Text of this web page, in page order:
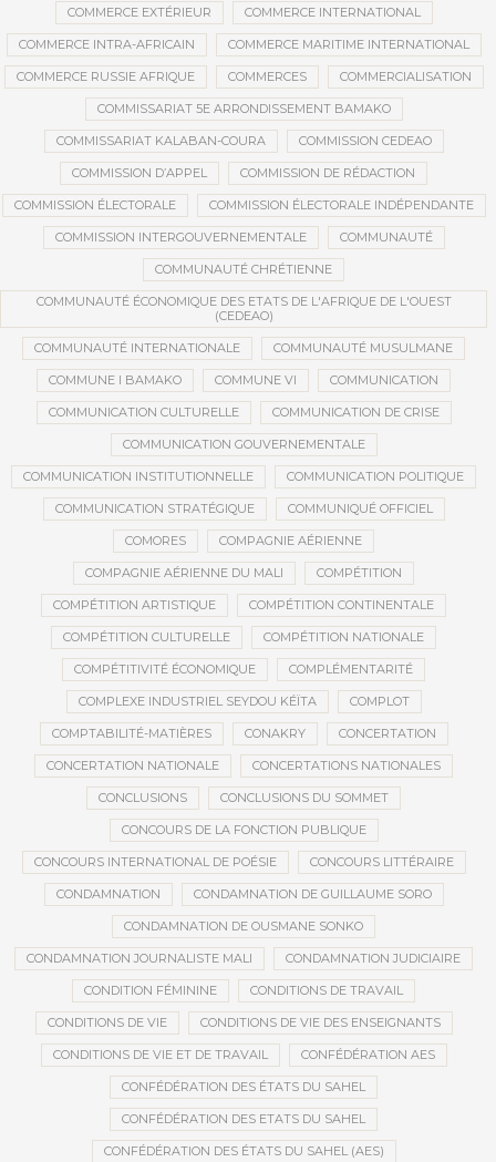
COMMERCE EXTÉRIEUR COMMERCE INTERNATIONAL
COMMERCE INTRA-AFRICAIN COMMERCE MARITIME INTERNATIONAL
COMMERCE RUSSIE AFRIQUE COMMERCES COMMERCIALISATION
COMMISSARIAT 5E ARRONDISSEMENT BAMAKO
COMMISSARIAT KALABAN-COURA COMMISSION CEDEAO
COMMISSION D’APPEL COMMISSION DE RÉDACTION
COMMISSION ÉLECTORALE COMMISSION ÉLECTORALE INDÉPENDANTE
COMMISSION INTERGOUVERNEMENTALE COMMUNAUTÉ
COMMUNAUTÉ CHRÉTIENNE
COMMUNAUTÉ ÉCONOMIQUE DES ETATS DE L'AFRIQUE DE L'OUEST
(CEDEAO)
COMMUNAUTÉ INTERNATIONALE COMMUNAUTÉ MUSULMANE
COMMUNE I BAMAKO COMMUNE VI COMMUNICATION
COMMUNICATION CULTURELLE COMMUNICATION DE CRISE
COMMUNICATION GOUVERNEMENTALE
COMMUNICATION INSTITUTIONNELLE COMMUNICATION POLITIQUE
COMMUNICATION STRATÉGIQUE COMMUNIQUÉ OFFICIEL
COMORES COMPAGNIE AÉRIENNE
COMPAGNIE AÉRIENNE DU MALI COMPÉTITION
COMPÉTITION ARTISTIQUE COMPÉTITION CONTINENTALE
COMPÉTITION CULTURELLE COMPÉTITION NATIONALE
COMPÉTITIVITÉ ÉCONOMIQUE COMPLÉMENTARITÉ
COMPLEXE INDUSTRIEL SEYDOU KÉÏTA COMPLOT
COMPTABILITÉ-MATIÈRES CONAKRY CONCERTATION
CONCERTATION NATIONALE CONCERTATIONS NATIONALES
CONCLUSIONS CONCLUSIONS DU SOMMET
CONCOURS DE LA FONCTION PUBLIQUE
CONCOURS INTERNATIONAL DE POÉSIE CONCOURS LITTÉRAIRE
CONDAMNATION CONDAMNATION DE GUILLAUME SORO
CONDAMNATION DE OUSMANE SONKO
CONDAMNATION JOURNALISTE MALI CONDAMNATION JUDICIAIRE
CONDITION FÉMININE CONDITIONS DE TRAVAIL
CONDITIONS DE VIE CONDITIONS DE VIE DES ENSEIGNANTS
CONDITIONS DE VIE ET DE TRAVAIL CONFÉDÉRATION AES
CONFÉDÉRATION DES ÉTATS DU SAHEL
CONFÉDÉRATION DES ETATS DU SAHEL
CONFÉDÉRATION DES ÉTATS DU SAHEL (AES)